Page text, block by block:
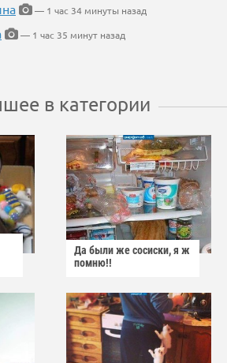
— 1 час 34 минуты назад
— 1 час 35 минут назад
в категории
Да были же сосиски, я ж
помню!!